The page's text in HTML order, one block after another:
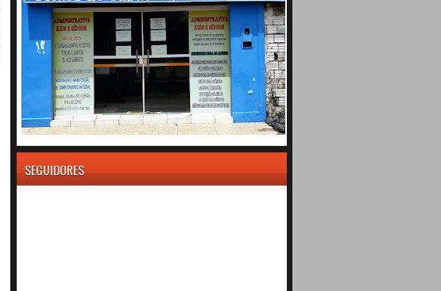
SEGUIDORES